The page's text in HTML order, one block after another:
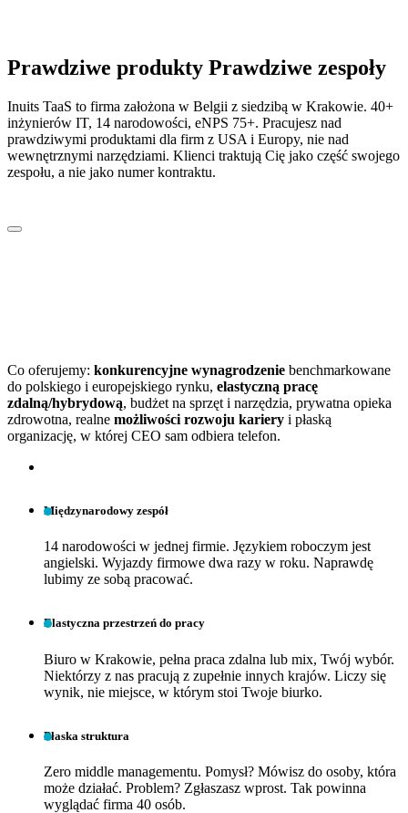
Prawdziwe produkty Prawdziwe zespoły
Inuits TaaS to firma założona w Belgii z siedzibą w Krakowie. 40+
inżynierów IT, 14 narodowości, eNPS 75+. Pracujesz nad
prawdziwymi produktami dla firm z USA i Europy, nie nad
wewnętrznymi narzędziami. Klienci traktują Cię jako część swojego
zespołu, a nie jako numer kontraktu.
eNPS
Co oferujemy: konkurencyjne wynagrodzenie benchmarkowane
do polskiego i europejskiego rynku, elastyczną pracę
zdalną/hybrydową, budżet na sprzęt i narzędzia, prywatna opieka
zdrowotna, realne możliwości rozwoju kariery i płaską
organizację, w której CEO sam odbiera telefon.
Międzynarodowy zespół
14 narodowości w jednej firmie. Językiem roboczym jest
angielski. Wyjazdy firmowe dwa razy w roku. Naprawdę
lubimy ze sobą pracować.
Elastyczna przestrzeń do pracy
Biuro w Krakowie, pełna praca zdalna lub mix, Twój wybór.
Niektórzy z nas pracują z zupełnie innych krajów. Liczy się
wynik, nie miejsce, w którym stoi Twoje biurko.
Płaska struktura
Zero middle managementu. Pomysł? Mówisz do osoby, która
może działać. Problem? Zgłaszasz wprost. Tak powinna
wyglądać firma 40 osób.